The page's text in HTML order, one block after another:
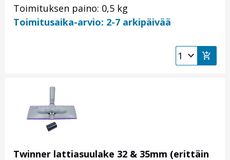
Toimituksen paino: 0,5 kg
Toimitusaika-arvio: 2-7 arkipäivää
Twinner lattiasuulake 32 & 35mm (erittäin